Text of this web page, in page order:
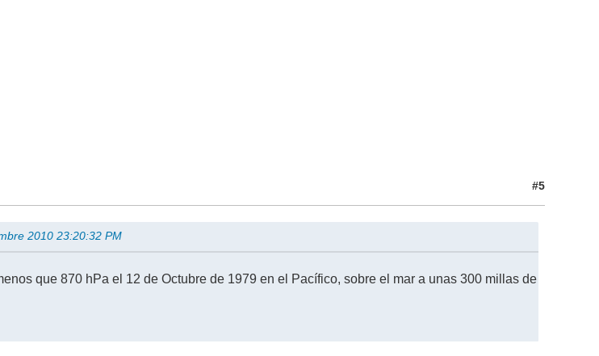
#5
2010 23:20:32 PM
que 870 hPa el 12 de Octubre de 1979 en el Pacífico, sobre el mar a unas 300 millas de